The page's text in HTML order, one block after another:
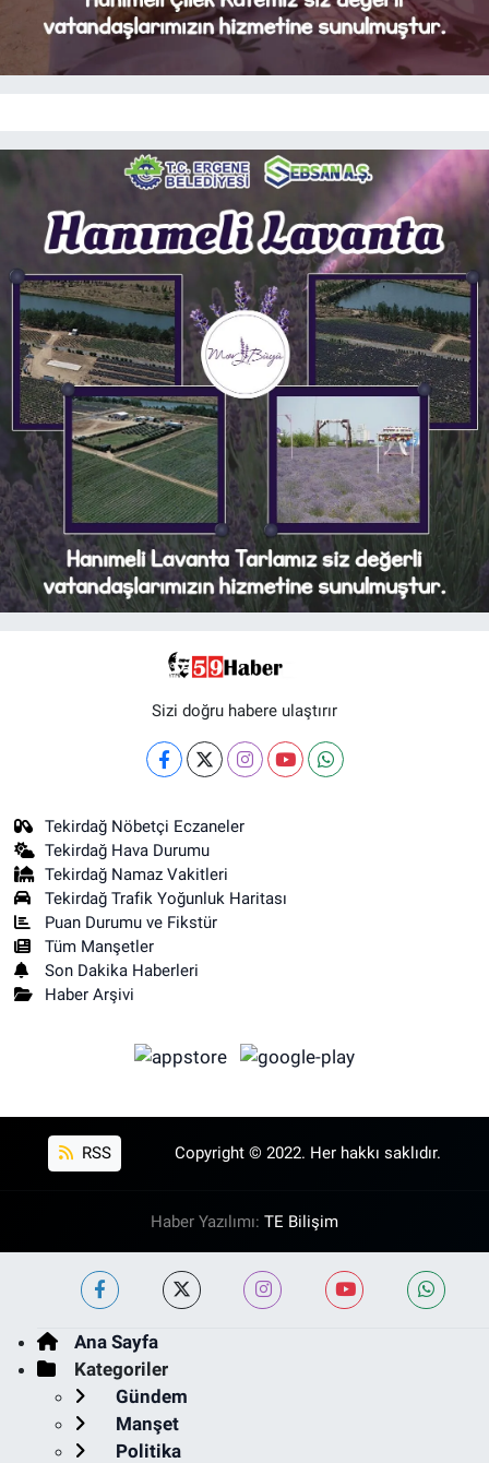
Sizi doğru habere ulaştırır
Tekirdağ Nöbetçi Eczaneler
Tekirdağ Hava Durumu
Tekirdağ Namaz Vakitleri
Tekirdağ Trafik Yoğunluk Haritası
Puan Durumu ve Fikstür
Tüm Manşetler
Son Dakika Haberleri
Haber Arşivi
RSS Copyright © 2022. Her hakkı saklıdır.
Haber Yazılımı: TE Bilişim
Ana Sayfa
Kategoriler
Gündem
Manşet
Politika